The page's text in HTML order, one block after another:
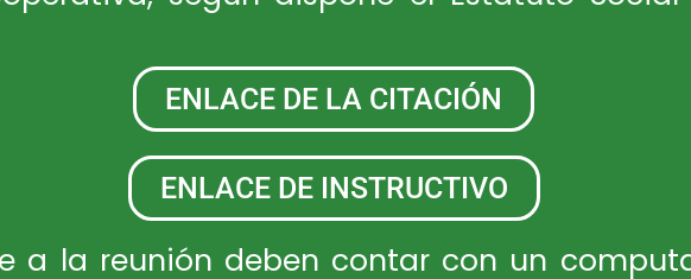
ENLACE DE LA CITACIÓN
ENLACE DE INSTRUCTIVO
a la reunión deben contar con un